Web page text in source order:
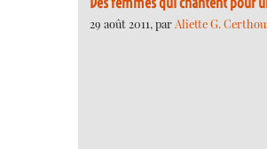
29 août 2011, parAliette G.